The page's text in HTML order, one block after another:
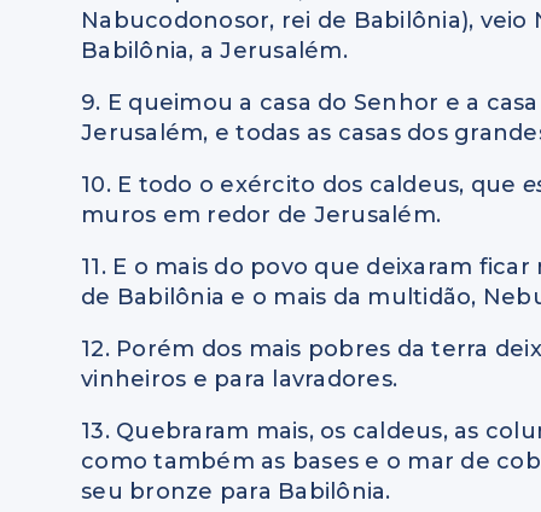
Nabucodonosor, rei de Babilônia),
Babilônia, a Jerusalém.
9. E queimou a casa do Senhor e a
Jerusalém, e todas as casas dos
10. E todo o exército dos caldeus, que
muros em redor de Jerusalém.
11. E o mais do povo que deixaram
de Babilônia e o mais da multidão,
12. Porém dos mais pobres da terra
vinheiros e para lavradores.
13. Quebraram mais, os caldeus, as
como também as bases e o mar de
seu bronze para Babilônia.